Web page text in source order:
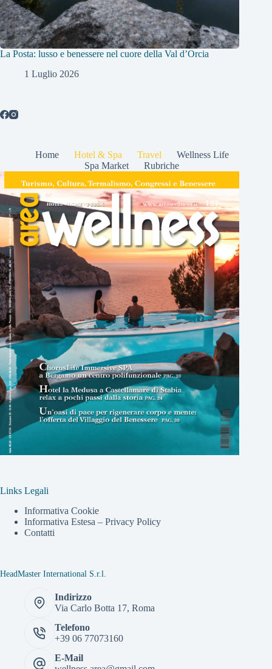
La Posta: lusso e benessere nel cuore della Val d’Orcia
1 Luglio 2026
Home Hotel & Spa Travel
Wellness Life
Spa Market
Rubriche
Links Legali
Informativa Cookie
Informativa Estesa – Privacy Policy
Contatti
HeadMaster International S.r.l.
Indirizzo
Via Carlo Botta 17, Roma
Telefono
+39 06 77073160
E-Mail